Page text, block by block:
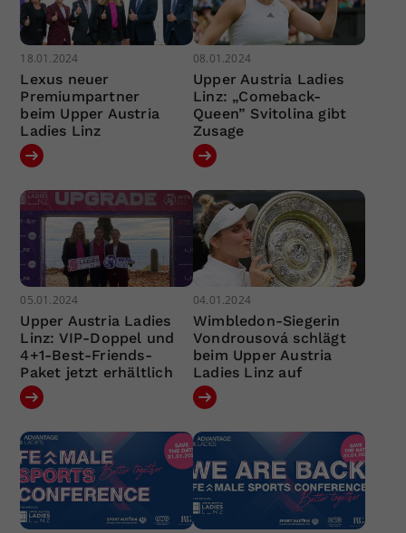
18.01.2024
Lexus neuer
Premiumpartner
beim Upper Austria
Ladies Linz
08.01.2024
Upper Austria Ladies
Linz: „Comeback-
Queen” Svitolina gibt
Zusage
05.01.2024
Upper Austria Ladies
Linz: VIP-Doppel und
4+1-Best-Friends-
Paket jetzt erhältlich
04.01.2024
Wimbledon-Siegerin
Vondrousová schlägt
beim Upper Austria
Ladies Linz auf